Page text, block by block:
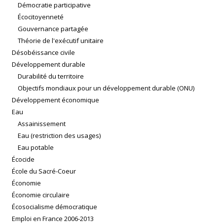
Démocratie participative
Écocitoyenneté
Gouvernance partagée
Théorie de l'exécutif unitaire
Désobéissance civile
Développement durable
Durabilité du territoire
Objectifs mondiaux pour un développement durable (ONU)
Développement économique
Eau
Assainissement
Eau (restriction des usages)
Eau potable
Écocide
École du Sacré-Coeur
Économie
Économie circulaire
Écosocialisme démocratique
Emploi en France 2006-2013